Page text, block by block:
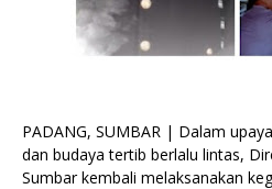
PADANG, SUMBAR | Dalam
dan budaya tertib berlalu lintas,
Sumbar kembali melaksanakan